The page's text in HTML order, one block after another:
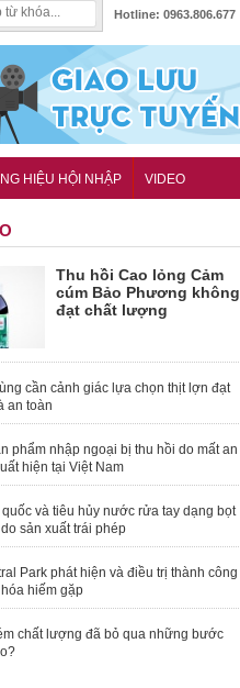
Hotline: 0963.806.677
HIỆU HỘI NHẬP VIDEO
Thu hồi Cao lỏng Cảm
cúm Bảo Phương không
đạt chất lượng
cần cảnh giác lựa chọn thịt lợn đạt
an toàn
phẩm nhập ngoại bị thu hồi do mất an
hiện tại Việt Nam
và tiêu hủy nước rửa tay dạng bọt
sản xuất trái phép
Park phát hiện và điều trị thành công
hiếm gặp
chất lượng đã bỏ qua những bước